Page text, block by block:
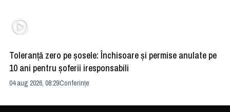
Toleranță zero pe șosele: Închisoare și permise anulate pe
10 ani pentru șoferii iresponsabili
04 aug 2026, 08:29Conferințe